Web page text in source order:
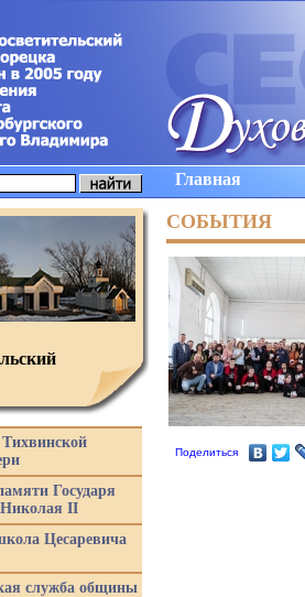
Главная
СОБЫТИЯ
Поделиться
Государя
II
Цесаревича
служба общины